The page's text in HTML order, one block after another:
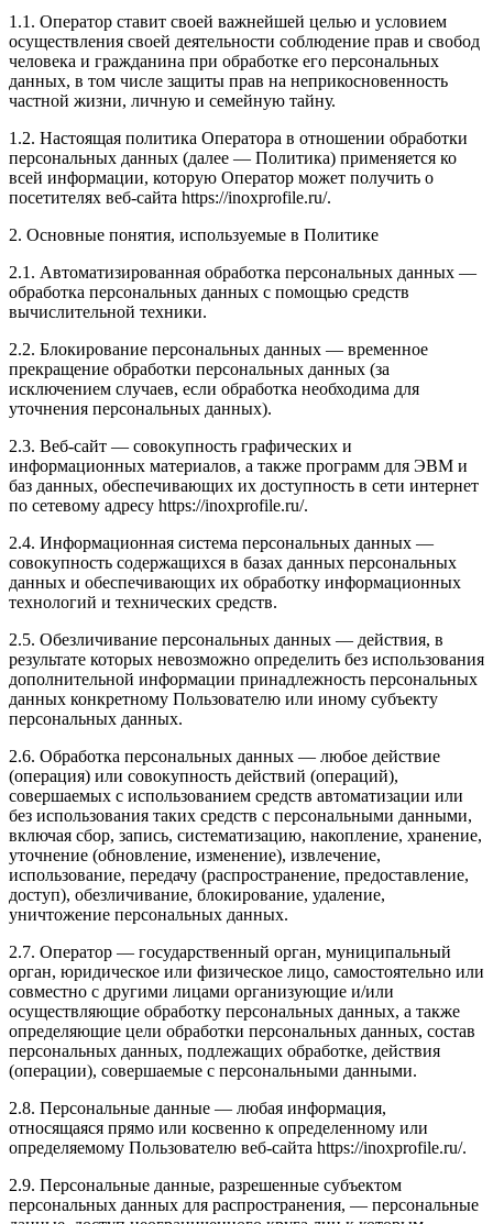
1.1. Оператор ставит своей важнейшей целью и условием
осуществления своей деятельности соблюдение прав и свобод
человека и гражданина при обработке его персональных
данных, в том числе защиты прав на неприкосновенность
частной жизни, личную и семейную тайну.
1.2. Настоящая политика Оператора в отношении обработки
персональных данных (далее — Политика) применяется ко
всей информации, которую Оператор может получить о
посетителях веб-сайта https://inoxprofile.ru/.
2. Основные понятия, используемые в Политике
2.1. Автоматизированная обработка персональных данных —
обработка персональных данных с помощью средств
вычислительной техники.
2.2. Блокирование персональных данных — временное
прекращение обработки персональных данных (за
исключением случаев, если обработка необходима для
уточнения персональных данных).
2.3. Веб-сайт — совокупность графических и
информационных материалов, а также программ для ЭВМ и
баз данных, обеспечивающих их доступность в сети интернет
по сетевому адресу https://inoxprofile.ru/.
2.4. Информационная система персональных данных —
совокупность содержащихся в базах данных персональных
данных и обеспечивающих их обработку информационных
технологий и технических средств.
2.5. Обезличивание персональных данных — действия, в
результате которых невозможно определить без использования
дополнительной информации принадлежность персональных
данных конкретному Пользователю или иному субъекту
персональных данных.
2.6. Обработка персональных данных — любое действие
(операция) или совокупность действий (операций),
совершаемых с использованием средств автоматизации или
без использования таких средств с персональными данными,
включая сбор, запись, систематизацию, накопление, хранение,
уточнение (обновление, изменение), извлечение,
использование, передачу (распространение, предоставление,
доступ), обезличивание, блокирование, удаление,
уничтожение персональных данных.
2.7. Оператор — государственный орган, муниципальный
орган, юридическое или физическое лицо, самостоятельно или
совместно с другими лицами организующие и/или
осуществляющие обработку персональных данных, а также
определяющие цели обработки персональных данных, состав
персональных данных, подлежащих обработке, действия
(операции), совершаемые с персональными данными.
2.8. Персональные данные — любая информация,
относящаяся прямо или косвенно к определенному или
определяемому Пользователю веб-сайта https://inoxprofile.ru/.
2.9. Персональные данные, разрешенные субъектом
персональных данных для распространения, — персональные